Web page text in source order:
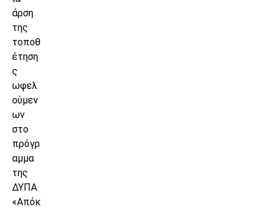
άρση
της
τοποθ
έτηση
ς
ωφελ
ούμεν
ων
στο
πρόγρ
αμμα
της
ΔΥΠΑ
«Απόκ